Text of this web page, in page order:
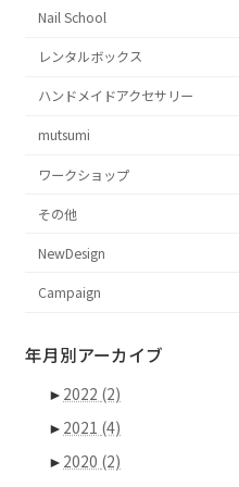
Nail School
レンタルボックス
ハンドメイドアクセサリー
mutsumi
ワークショップ
その他
NewDesign
Campaign
年月別アーカイブ
► 2022 (2)
► 2021 (4)
► 2020 (2)